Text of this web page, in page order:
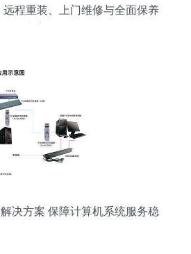
程重装、上门维修与全面保养
决方案 保障计算机系统服务稳